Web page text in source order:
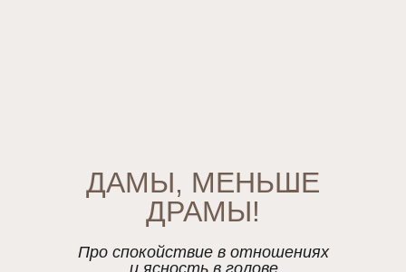
Про спокойствие в отношениях
и ясность в голове
ДАМЫ, МЕНЬШЕ
ДРАМЫ!